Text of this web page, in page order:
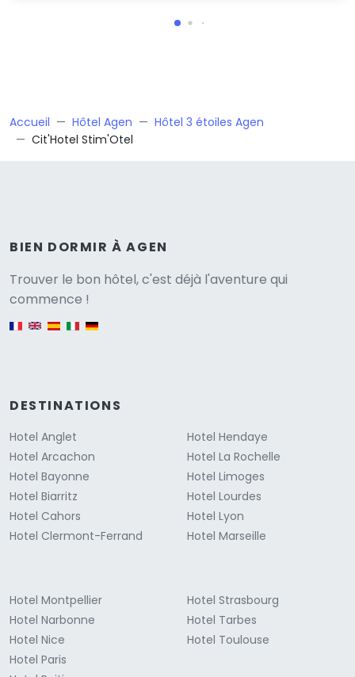
Accueil Hôtel Agen
Hôtel 3 étoiles Agen
Cit'Hotel Stim'Otel
BIEN DORMIR À AGEN
Trouver le bon hôtel, c'est déjà l'aventure qui
commence !
English version
DESTINATIONS
Hotel Anglet
Hotel Arcachon
Hotel Bayonne
Hotel Biarritz
Hotel Cahors
Hotel Clermont-Ferrand
Hotel Hendaye
Hotel La Rochelle
Hotel Limoges
Hotel Lourdes
Hotel Lyon
Hotel Marseille
Hotel Montpellier
Hotel Narbonne
Hotel Nice
Hotel Paris
Hotel Strasbourg
Hotel Tarbes
Hotel Toulouse